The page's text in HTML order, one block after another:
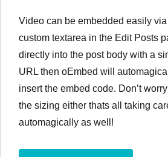
Video can be embedded easily via
custom textarea in the Edit Posts
directly into the post body with a
URL then oEmbed will
insert the embed code. Don’t
the sizing either thats all taking
automagically as well!